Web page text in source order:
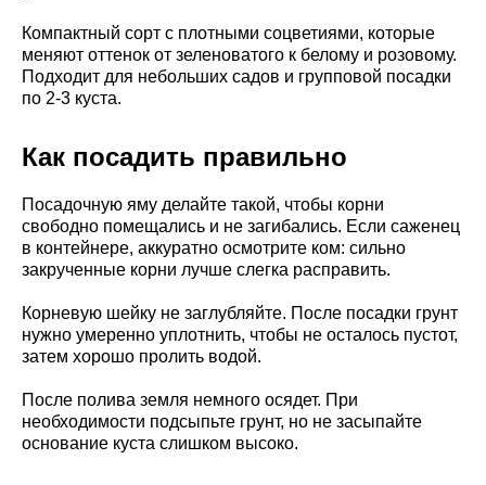
Компактный сорт с плотными соцветиями, которые
меняют оттенок от зеленоватого к белому и розовому.
Подходит для небольших садов и групповой посадки
по 2-3 куста.
Как посадить правильно
Посадочную яму делайте такой, чтобы корни
свободно помещались и не загибались. Если саженец
в контейнере, аккуратно осмотрите ком: сильно
закрученные корни лучше слегка расправить.
Корневую шейку не заглубляйте. После посадки грунт
нужно умеренно уплотнить, чтобы не осталось пустот,
затем хорошо пролить водой.
После полива земля немного осядет. При
необходимости подсыпьте грунт, но не засыпайте
основание куста слишком высоко.